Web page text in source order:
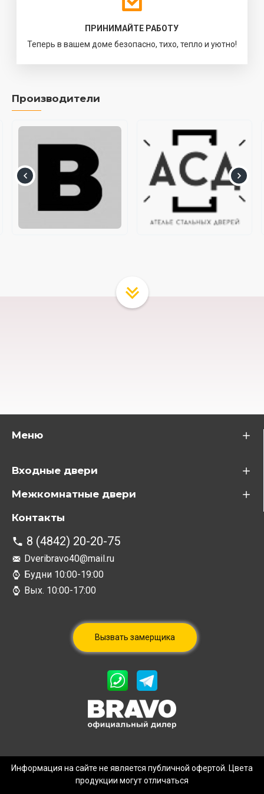
ПРИНИМАЙТЕ РАБОТУ
Теперь в вашем доме безопасно, тихо, тепло и уютно!
Производители
Меню
Входные двери
Межкомнатные двери
Контакты
8 (4842) 20-20-75
Dveribravo40@mail.ru
Будни 10:00-19:00
Вых. 10:00-17:00
Вызвать замерщика
Информация на сайте не является публичной офертой. Цвета
продукции могут отличаться